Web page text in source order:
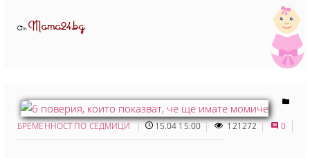
ОтMama24.bg
БРЕМЕННОСТ ПО СЕДМИЦИ 15.04 15:00 121272 0